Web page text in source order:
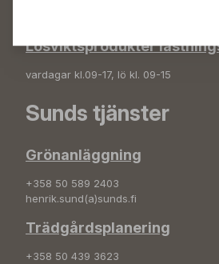
Lösviktsprodukter
vardagar kl.09-17, lö kl. 09-15
Sunds tjänster
Grönanläggning
+358 50 589 2403
henrik.sund(a)sunds.fi
Trädgårdsplanering
+358 50 439 3623